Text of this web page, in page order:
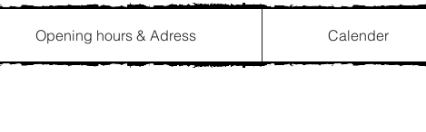
Opening hours & Adress Calender